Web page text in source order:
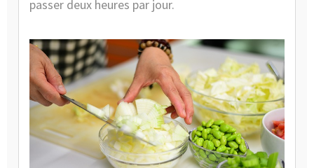
passer deux heures par jour.